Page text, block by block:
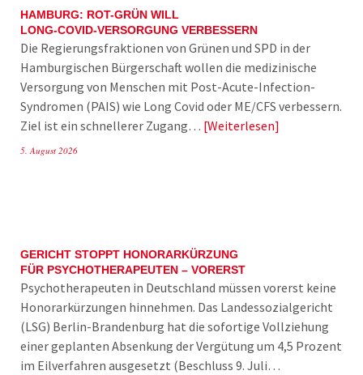
HAMBURG: ROT-GRÜN WILL
LONG-COVID-VERSORGUNG VERBESSERN
Die Regierungsfraktionen von Grünen und SPD in der
Hamburgischen Bürgerschaft wollen die medizinische
Versorgung von Menschen mit Post-Acute-Infection-
Syndromen (PAIS) wie Long Covid oder ME/CFS verbessern.
Ziel ist ein schnellerer Zugang… Weiterlesen
5. August 2026
GERICHT STOPPT HONORARKÜRZUNG
FÜR PSYCHOTHERAPEUTEN – VORERST
Psychotherapeuten in Deutschland müssen vorerst keine
Honorarkürzungen hinnehmen. Das Landessozialgericht
(LSG) Berlin-Brandenburg hat die sofortige Vollziehung
einer geplanten Absenkung der Vergütung um 4,5 Prozent
im Eilverfahren ausgesetzt (Beschluss 9. Juli…